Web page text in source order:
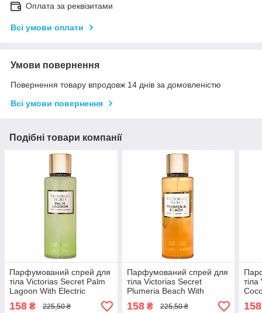
Оплата за реквізитами
Всі умови оплати
Умови повернення
Повернення товару впродовж 14 днів за домовленістю
Всі умови повернення
Подібні товари компанії
Парфумований спрей для
тіла Victorias Secret Palm
Lagoon With Electric
Coconut 250 мл
158 ₴ 225,50 ₴
Парфумований спрей для
тіла Victorias Secret
Plumeria Beach With
Chromatic Rose 250 мл
158₴ 225,50 ₴ 158